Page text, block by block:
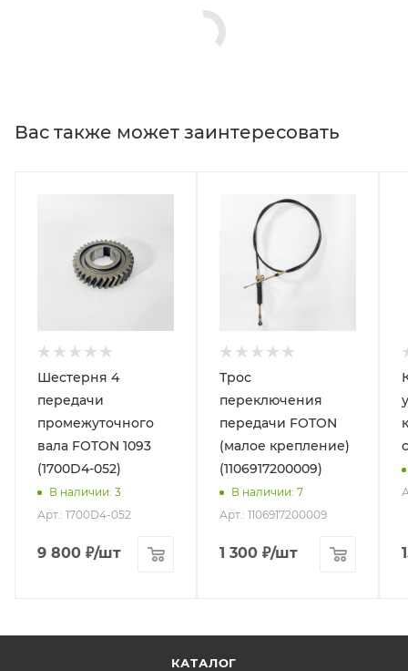
Вас также может заинтересовать
Шестерня 4
передачи
промежуточного
вала FOTON 1093
(1700D4-052)
В наличии: 3
Арт.: 1700D4-052
9 800 ₽/шт
Трос
переключения
передачи FOTON
(малое крепление)
(1106917200009)
В наличии: 7
Арт.: 1106917200009
1 300 ₽/шт
КАТАЛОГ